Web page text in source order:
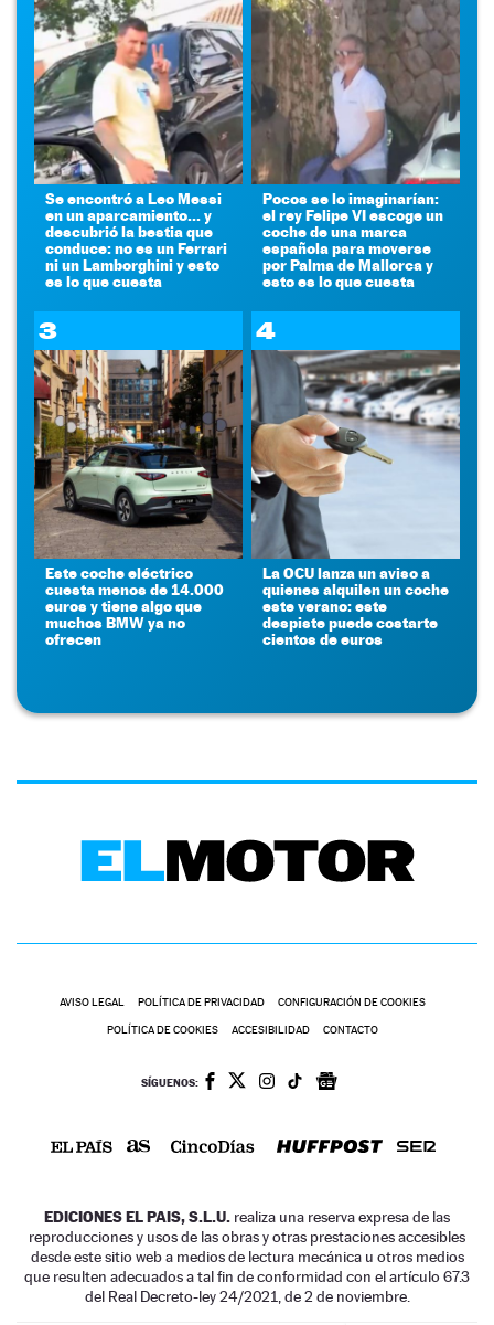
Se encontró a Leo Messi
en un aparcamiento... y
descubrió la bestia que
conduce: no es un Ferrari
ni un Lamborghini y esto
es lo que cuesta
Pocos se lo imaginarían:
el rey Felipe VI escoge un
coche de una marca
española para moverse
por Palma de Mallorca y
esto es lo que cuesta
3
Este coche eléctrico
cuesta menos de 14.000
euros y tiene algo que
muchos BMW ya no
ofrecen
4
La OCU lanza un aviso a
quienes alquilen un coche
este verano: este
despiste puede costarte
cientos de euros
AVISO LEGAL POLÍTICA DE PRIVACIDAD CONFIGURACIÓN DE COOKIES
POLÍTICA DE COOKIES ACCESIBILIDAD CONTACTO
SÍGUENOS:
EDICIONES EL PAIS, S.L.U. realiza una reserva expresa de las
reproducciones y usos de las obras y otras prestaciones accesibles
desde este sitio web a medios de lectura mecánica u otros medios
que resulten adecuados a tal fin de conformidad con el artículo 67.3
del Real Decreto-ley 24/2021, de 2 de noviembre.